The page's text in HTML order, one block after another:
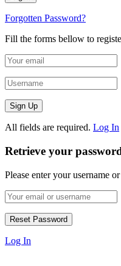
Forgotten Password?
Fill the forms bellow to
All fields are required. Log In
Retrieve your
Please enter your username
Log In